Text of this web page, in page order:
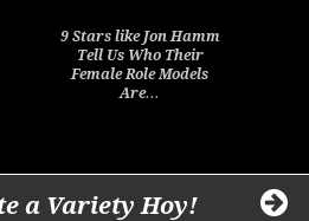
9 Stars like Jon Hamm
Tell Us Who Their
Female Role Models
Are…
a Variety Hoy!